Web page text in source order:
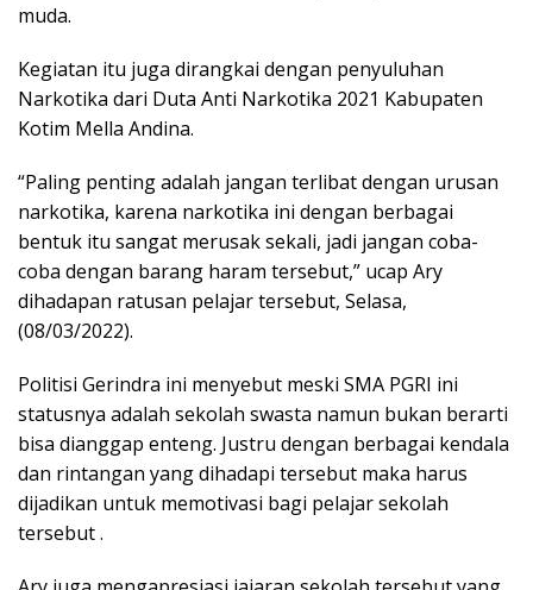
muda.
Kegiatan itu juga dirangkai dengan penyuluhan
Narkotika dari Duta Anti Narkotika 2021 Kabupaten
Kotim Mella Andina.
“Paling penting adalah jangan terlibat dengan urusan
narkotika, karena narkotika ini dengan berbagai
bentuk itu sangat merusak sekali, jadi jangan coba-
coba dengan barang haram tersebut,” ucap Ary
dihadapan ratusan pelajar tersebut, Selasa,
(08/03/2022).
Politisi Gerindra ini menyebut meski SMA PGRI ini
statusnya adalah sekolah swasta namun bukan berarti
bisa dianggap enteng. Justru dengan berbagai kendala
dan rintangan yang dihadapi tersebut maka harus
dijadikan untuk memotivasi bagi pelajar sekolah
tersebut .